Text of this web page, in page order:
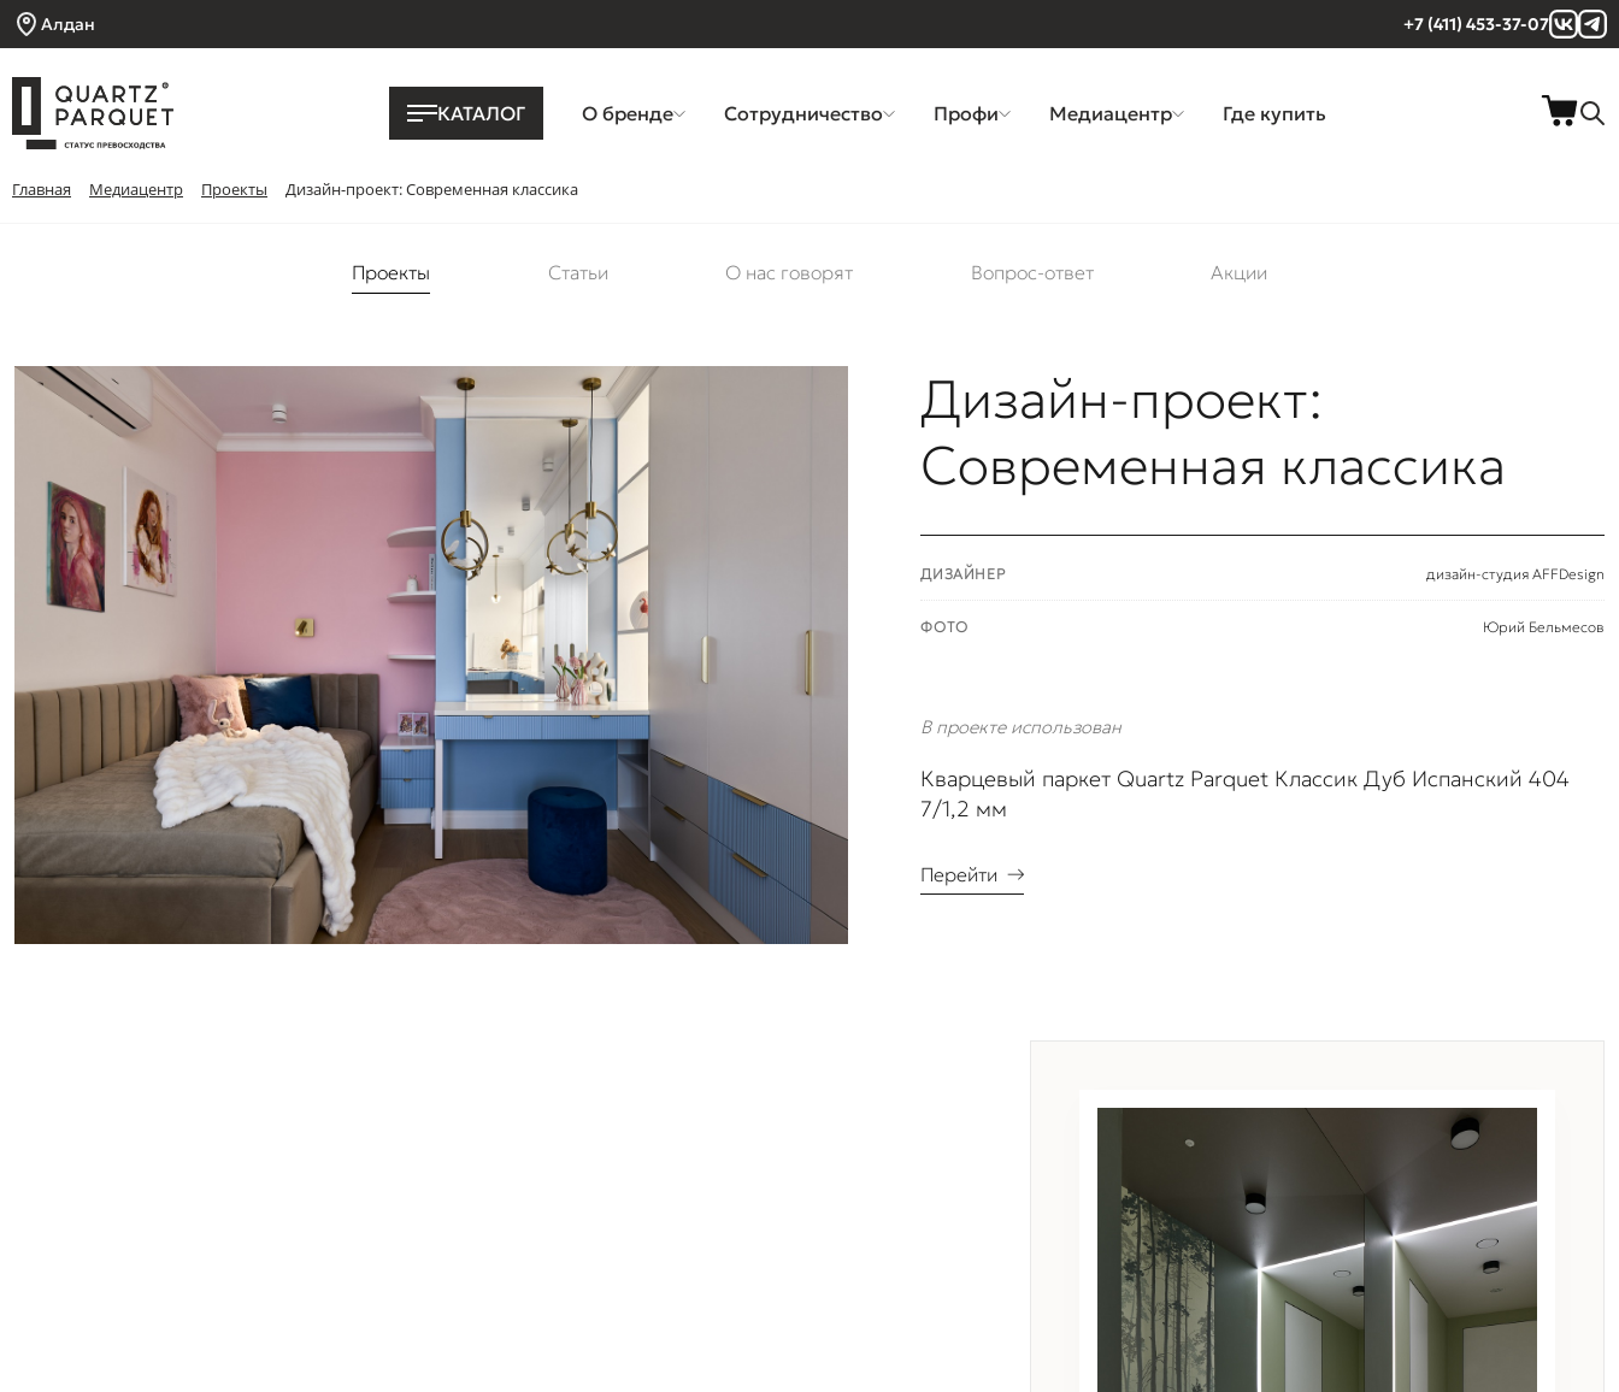
Алдан +7 (411) 453-37-07
КАТАЛОГ О бренде Сотрудничество Профи Медиацентр Где купить
Главная Медиацентр Проекты Дизайн-проект: Современная классика
Проекты Статьи О нас говорят Вопрос-ответ Акции
Дизайн-проект:
Современная классика
ДИЗАЙНЕР дизайн-студия AFFDesign
ФОТО Юрий Бельмесов
В проекте использован
Кварцевый паркет Quartz Parquet Классик Дуб Испанский 404
7/1,2 мм
Перейти →